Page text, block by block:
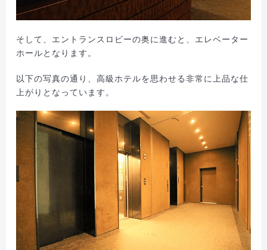
そして、エントランスロビーの奥に進むと、エレベーター
ホールとなります。
以下の写真の通り、高級ホテルを思わせる非常に上品な仕
上がりとなっています。